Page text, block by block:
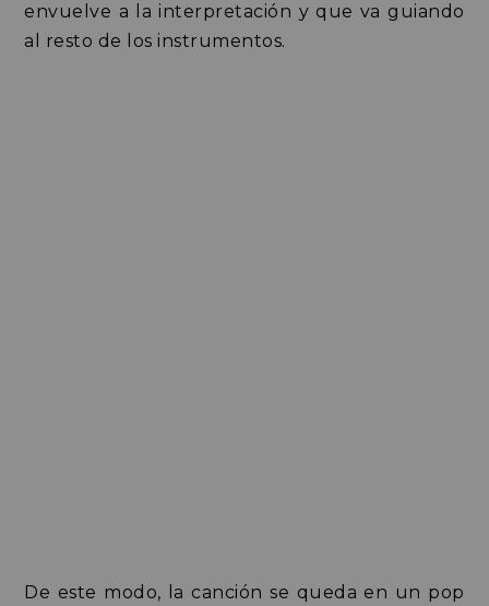
envuelve a la interpretación y que va guiando
al resto de los instrumentos.
De este modo, la canción se queda en un pop